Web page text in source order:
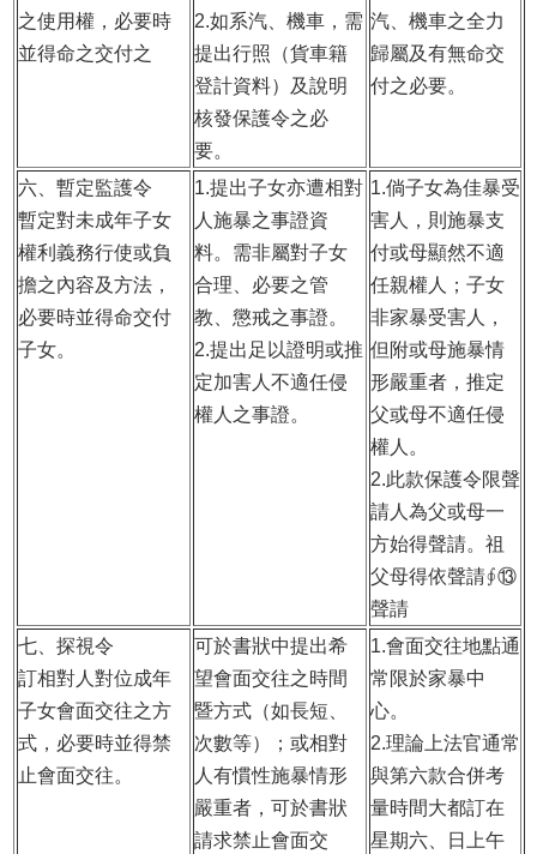
之使用權，必要時
並得命之交付之
2.如系汽、機車，需
提出行照（貨車籍
登計資料）及說明
核發保護令之必
要。
汽、機車之全力
歸屬及有無命交
付之必要。
六、暫定監護令
暫定對未成年子女
權利義務行使或負
擔之內容及方法，
必要時並得命交付
子女。
1.提出子女亦遭相對
人施暴之事證資
料。需非屬對子女
合理、必要之管
教、懲戒之事證。
2.提出足以證明或推
定加害人不適任侵
權人之事證。
1.倘子女為佳暴受
害人，則施暴支
付或母顯然不適
任親權人；子女
非家暴受害人，
但附或母施暴情
形嚴重者，推定
父或母不適任侵
權人。
2.此款保護令限聲
請人為父或母一
方始得聲請。祖
父母得依聲請∮⑬
聲請
七、探視令
訂相對人對位成年
子女會面交往之方
式，必要時並得禁
止會面交往。
可於書狀中提出希
望會面交往之時間
暨方式（如長短、
次數等）；或相對
人有慣性施暴情形
嚴重者，可於書狀
請求禁止會面交
1.會面交往地點通
常限於家暴中
心。
2.理論上法官通常
與第六款合併考
量時間大都訂在
星期六、日上午